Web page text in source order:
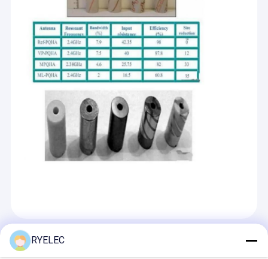
Recommended Products
RYELEC